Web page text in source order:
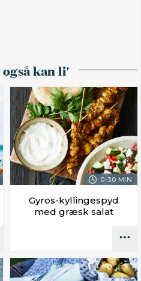
kan li'
0-30 MIN.
Gyros-kyllingespyd
med græsk salat